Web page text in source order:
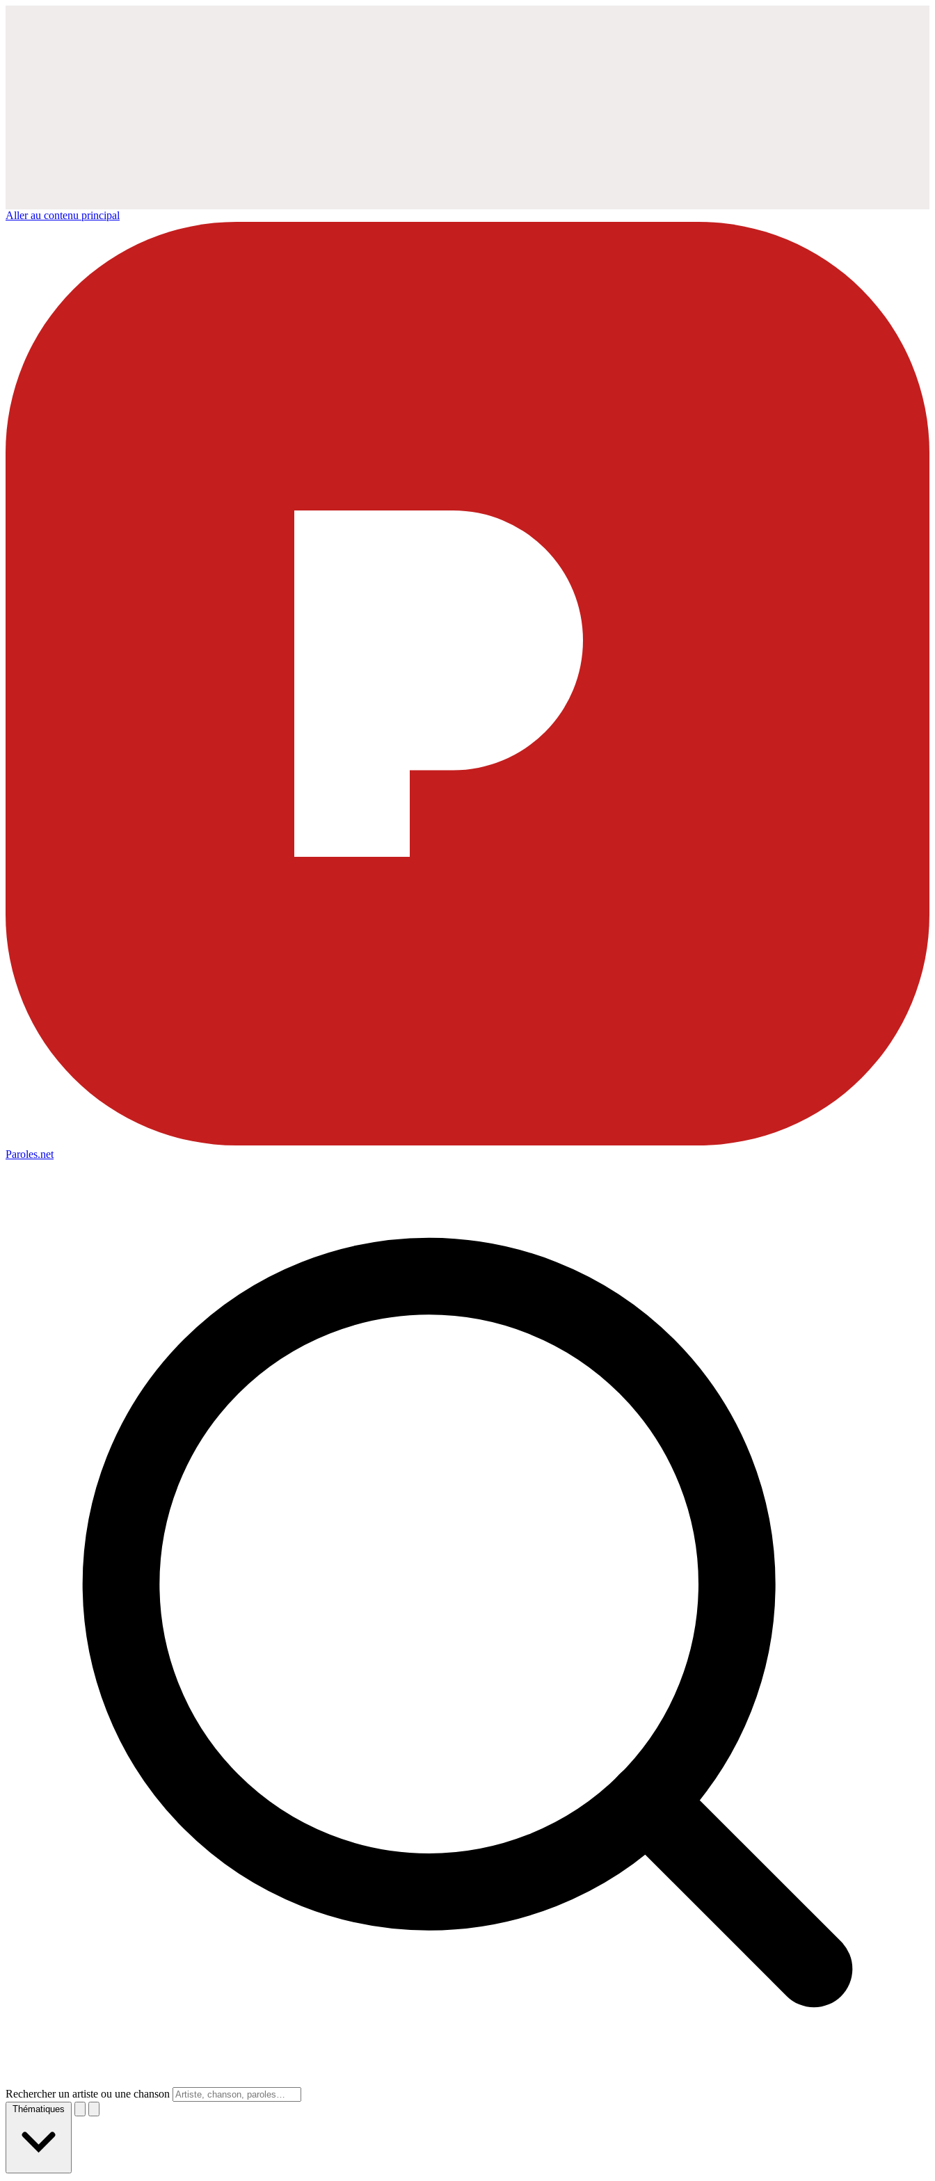
Aller au contenu principal
Paroles.net
Rechercher un artiste ou une chanson
Thématiques